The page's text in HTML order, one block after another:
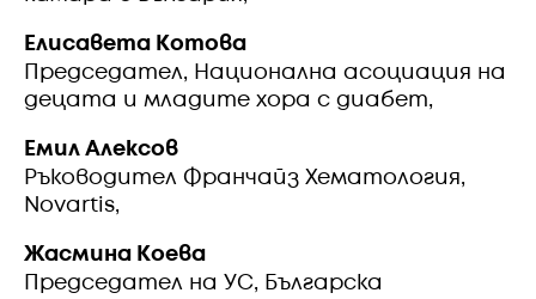
Елисавета Котова
Председател, Национална асоциация на
децата и младите хора с диабет,
Емил Алексов
Ръководител Франчайз Хематология,
Novartis,
Жасмина Коева
Председател на УС, Българска